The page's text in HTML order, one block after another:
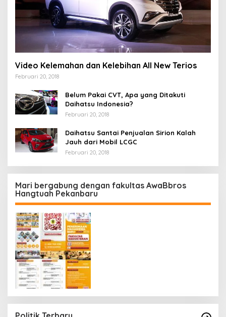
Video Kelemahan dan Kelebihan All New Terios
Februari 20, 2018
Belum Pakai CVT, Apa yang Ditakuti
Daihatsu Indonesia?
Februari 20, 2018
Daihatsu Santai Penjualan Sirion Kalah
Jauh dari Mobil LCGC
Februari 20, 2018
Mari bergabung dengan fakultas AwaBbros
Hangtuah Pekanbaru